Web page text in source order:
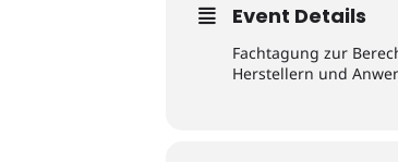
Event Details
Fachtagung zur
Herstellern und